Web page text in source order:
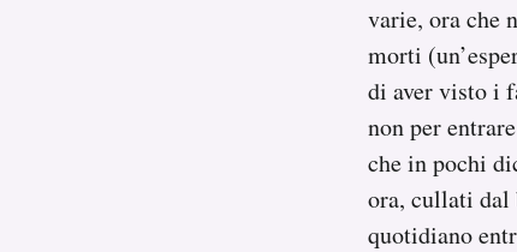
varie, ora che
morti
di aver visto i
non per
che in pochi
ora, cullati dal
quotidiano